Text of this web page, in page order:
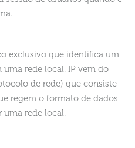
exclusivo que identifica um
rede local. IP vem do
de rede) que consiste
regem o formato de dados
uma rede local.